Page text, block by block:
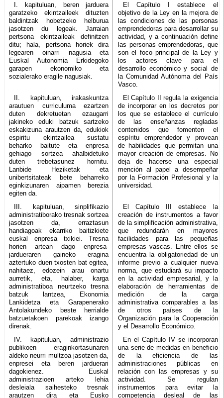
I. kapituluan, beren jarduera
garatzeko ekintzaileek dituzten
baldintzak hobetzeko helburua
jasotzen du legeak. Jarraian
pertsona ekintzaileak definitzen
ditu; hala, pertsona horiek dira
legearen oinarri nagusia eta
Euskal Autonomia Erkidegoko
garapen ekonomiko eta
sozialerako eragile nagusiak.
El Capítulo I establece el
objetivo de la Ley en la mejora de
las condiciones de las personas
emprendedoras para desarrollar su
actividad, y a continuación define
las personas emprendedoras, que
son el foco principal de la Ley y
los actores clave para el
desarrollo económico y social de
la Comunidad Autónoma del País
Vasco.
II. kapituluan, irakaskuntza
arautuen curriculuma ezartzen
duten dekretuetan ezaugarri
jakineko eduki batzuk sartzeko
eskakizuna arautzen da, edukiok
espiritu ekintzailea sustatu
beharko baitute eta enpresa
gehiago sortzea ahalbidetuko
duten trebetasunez hornitu.
Lanbide Heziketak eta
unibertsitateak bete beharreko
eginkizunaren aipamen berezia
egiten da.
El Capítulo II regula la exigencia
de incorporar en los decretos por
los que se establece el currículo
de las enseñanzas regladas
contenidos que fomenten el
espíritu emprendedor y provean
de habilidades que permitan una
mayor creación de empresas. No
deja de hacerse una especial
mención al papel a desempeñar
por la Formación Profesional y la
universidad.
III. kapituluan, sinplifikazio
administratiborako tresnak sortzea
jasotzen da, erraztasun
handiagoak ekarriko baitizkiete
euskal enpresa txikiei. Tresna
horien artean dago enpresa-
jardueraren gaineko eragina
aztertuko duen txosten bat egitea,
nahitaez, edozein arau onartu
aurretik, eta, halaber, karga
administratiboa neurtzeko tresna
batzuk lantzea, Ekonomia
Lankidetza eta Garapenerako
Antolakundeko beste herrialde
batzuetakoen parekoak izango
direnak.
El Capítulo III establece la
creación de instrumentos a favor
de la simplificación administrativa,
que redundarán en mayores
facilidades para las pequeñas
empresas vascas. Entre ellos se
encuentra la obligatoriedad de un
informe previo a cualquier nueva
norma, que estudiará su impacto
en la actividad empresarial, y la
elaboración de herramientas de
medición de la carga
administrativa comparables a las
de otros países de la
Organización para la Cooperación
y el Desarrollo Económico.
IV. kapituluan, administrazio
publikoen eraginkortasunaren
aldeko neurri multzoa jasotzen da,
enpresei eta beren jarduerari
dagokienez. Euskal
administrazioen arteko lehia
desleiala saihesteko tresnak
arautzen dira eta Eusko
En el Capítulo IV se incorporan
una serie de medidas en beneficio
de la eficiencia de las
administraciones públicas en
relación con las empresas y su
actividad. Se regulan
instrumentos para evitar la
competencia desleal de las